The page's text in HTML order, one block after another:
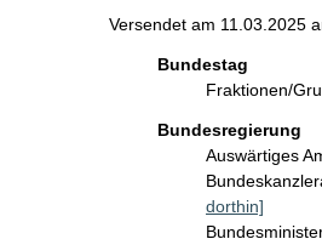
Versendet am 11.03.2025
Bundestag
Fraktionen/
Bundesregierung
Auswärtiges
dorthin]